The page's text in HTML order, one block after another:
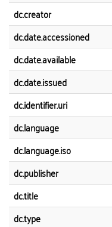
dc.creator
dc.date.accessioned
dc.date.available
dc.date.issued
dc.identifier.uri
dc.language
dc.language.iso
dc.publisher
dc.title
dc.type